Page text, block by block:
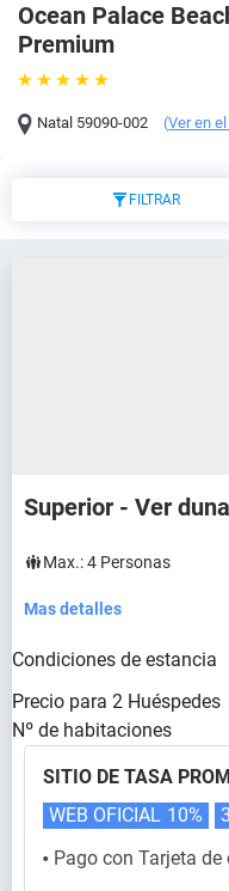
Ocean Palace
Premium
Natal 59090-002 (Ver en
FILTRAR
Superior - Ver
Max.:4 Personas
Mas detalles
Condiciones de estancia
Precio para 2 Huéspedes
Nº de habitaciones
SITIO DE TASA
⬤ Pago con Tarjeta de
WEB OFICIAL 10%